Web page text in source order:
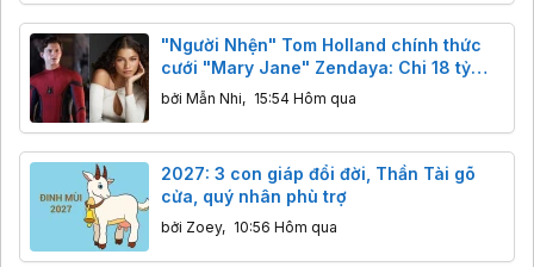
"Người Nhện" Tom Holland chính thức
cưới "Mary Jane" Zendaya: Chi 18 tỷ
bao trọn điền trang, khách đến dự không
được mang điện thoại
bởi Mẫn Nhi, 15:54 Hôm qua
2027: 3 con giáp đổi đời, Thần Tài gõ
cửa, quý nhân phù trợ
bởi Zoey, 10:56 Hôm qua